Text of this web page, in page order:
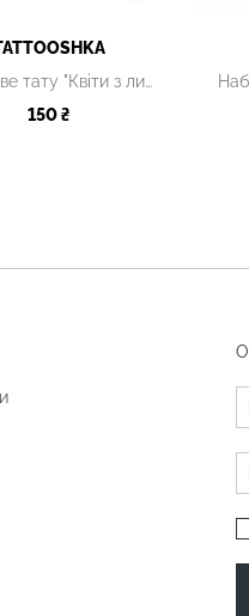
Тмчасове тату "Квіти з лисичкою"
150 ₴